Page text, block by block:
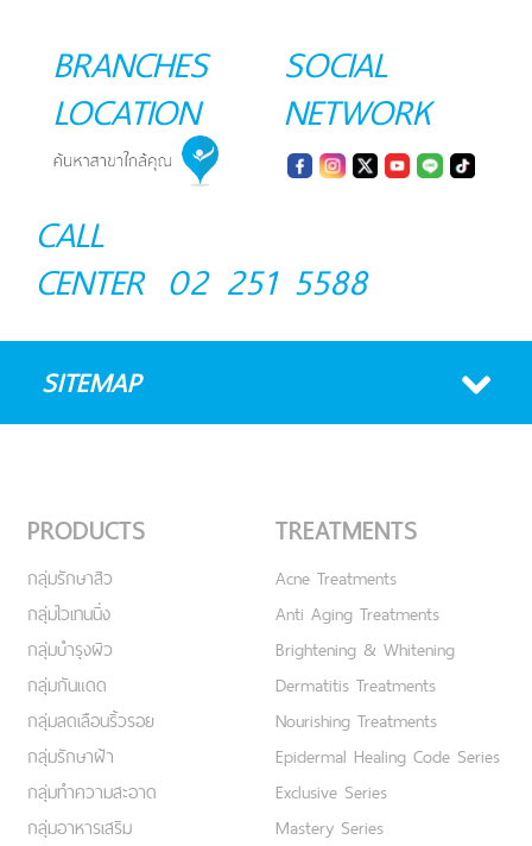
BRANCHES
LOCATION
SOCIAL
NETWORK
CALL
CENTER 02 251 5588
SITEMAP
PRODUCTS
กลุ่มรักษาสิว
กลุ่มไวเทนนิ่ง
กลุ่มบำรุงผิว
กลุ่มกันแดด
กลุ่มลดเลือนริ้วรอย
กลุ่มรักษาฝ้า
กลุ่มทำความสะอาด
กลุ่มอาหารเสริม
TREATMENTS
Acne Treatments
Anti Aging Treatments
Brightening & Whitening
Dermatitis Treatments
Nourishing Treatments
Epidermal Healing Code Series
Exclusive Series
Mastery Series